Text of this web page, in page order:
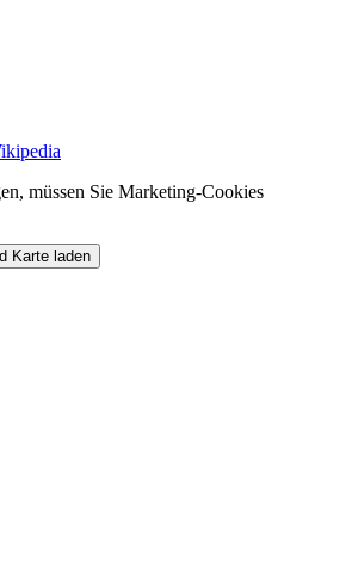
müssen Sie Marketing-Cookies
Karte laden